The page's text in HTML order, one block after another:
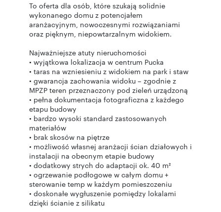
To oferta dla osób, które szukają solidnie
wykonanego domu z potencjałem
aranżacyjnym, nowoczesnymi rozwiązaniami
oraz pięknym, niepowtarzalnym widokiem.
Najważniejsze atuty nieruchomości
• wyjątkowa lokalizacja w centrum Pucka
• taras na wzniesieniu z widokiem na park i staw
• gwarancja zachowania widoku – zgodnie z
MPZP teren przeznaczony pod zieleń urządzoną
• pełna dokumentacja fotograficzna z każdego
etapu budowy
• bardzo wysoki standard zastosowanych
materiałów
• brak skosów na piętrze
• możliwość własnej aranżacji ścian działowych i
instalacji na obecnym etapie budowy
• dodatkowy strych do adaptacji ok. 40 m²
• ogrzewanie podłogowe w całym domu +
sterowanie temp w każdym pomieszczeniu
• doskonałe wygłuszenie pomiędzy lokalami
dzięki ścianie z silikatu